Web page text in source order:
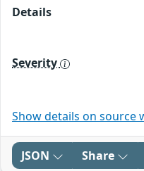
Details
Severity
Show details on source
JSON Share